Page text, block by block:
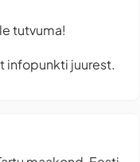
tutvuma!
infopunkti juurest.